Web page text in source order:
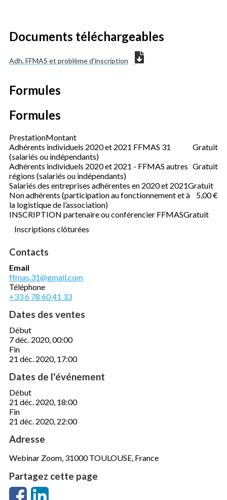
Documents téléchargeables
Adh. FFMAS et problème d'inscription
Formules
Formules
PrestationMontant
Adhérents individuels 2020 et 2021 FFMAS 31
(salariés ou indépendants)
Gratuit
Adhérents individuels 2020 et 2021 - FFMAS autres
régions (salariés ou indépendants)
Gratuit
Salariés des entreprises adhérentes en 2020 et 2021Gratuit
Non adhérents (participation au fonctionnement et à
la logistique de l’association)
5,00 €
INSCRIPTION partenaire ou conférencier FFMASGratuit
Inscriptions clôturées
Contacts
Email
ffmas.31@gmail.com
Téléphone
+33 6 78 60 41 33
Dates des ventes
Début
7 déc. 2020, 00:00
Fin
21 déc. 2020, 17:00
Dates de l'événement
Début
21 déc. 2020, 18:00
Fin
21 déc. 2020, 22:00
Adresse
Webinar Zoom, 31000 TOULOUSE, France
Partagez cette page